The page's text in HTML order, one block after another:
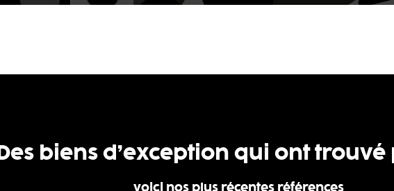
Des biens d’exception qui ont
voici nos plus récentes références